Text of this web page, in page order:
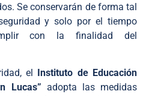
Se conservarán de forma tal
y solo por el tiempo
con la finalidad del
el Instituto de Educación
Lucas” adopta las medidas